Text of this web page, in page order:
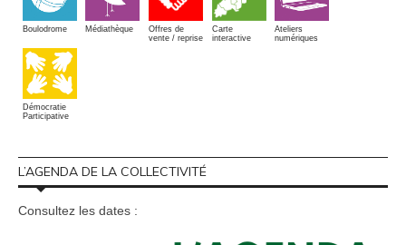
Boulodrome Médiathèque
Offres de
vente / reprise
Carte
interactive
Ateliers
numériques
Démocratie
Participative
L’AGENDA DE LA COLLECTIVITÉ
Consultez les dates :